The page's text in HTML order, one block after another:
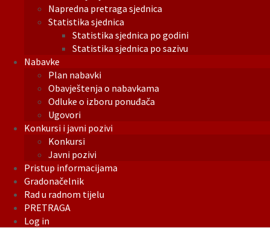
Napredna pretraga sjednica
Statistika sjednica
Statistika sjednica po godini
Statistika sjednica po sazivu
Nabavke
Plan nabavki
Obavještenja o nabavkama
Odluke o izboru ponuđača
Ugovori
Konkursi i javni pozivi
Konkursi
Javni pozivi
Pristup informacijama
Gradonačelnik
Rad u radnom tijelu
PRETRAGA
Log in